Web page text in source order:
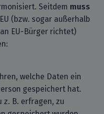
Seitdem muss
(bzw. sogar außerhalb
EU-Bürger richtet)
welche Daten ein
gespeichert hat.
z. B. erfragen, zu